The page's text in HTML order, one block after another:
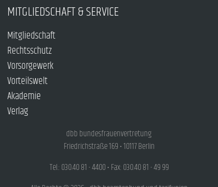
MITGLIEDSCHAFT & SERVICE
Mitgliedschaft
Rechtsschutz
Vorsorgewerk
Vorteilswelt
Akademie
Verlag
dbb bundesfrauenvertretung
Friedrichstraße 169 • 10117 Berlin
Tel.: 030.40 81 - 4400 • Fax: 030.40 81 - 49 99